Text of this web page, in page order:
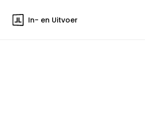
In- en Uitvoer